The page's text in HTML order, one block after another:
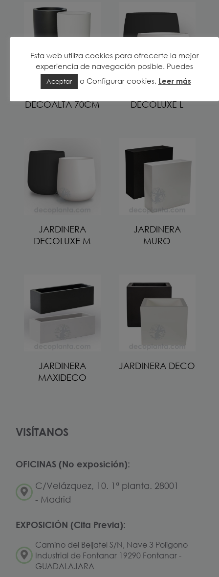
JARDINERA
DECOALTA 70CM
DECOLUXE L
JARDINERA
DECOLUXE M
JARDINERA
MURO
JARDINERA
MAXIDECO
JARDINERA DECO
VISÍTANOS
OFICINAS (No exposición):
C/Velázquez, 10. 1ª planta. 28001
- Madrid
EXPOSICIÓN (Cita Previa):
Camino del Beljafel S/N, Nave 3 Polígono
Industrial de Fontanar 19290 Fontanar -
GUADALAJARA
Esta web utiliza cookies para ofrecerte la mejor
experiencia de navegación posible. Puedes
Aceptar o Configurar cookies. Leer más